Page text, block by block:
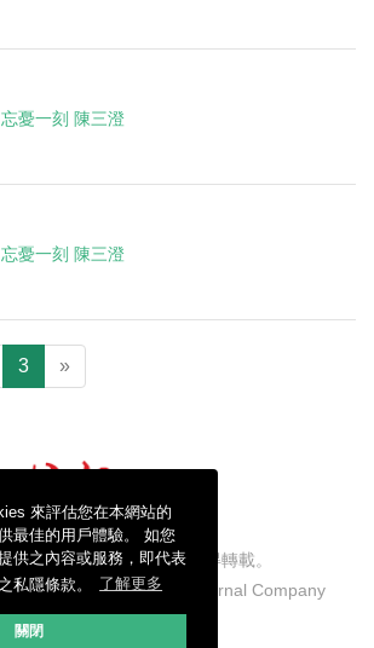
來評估您在本網站的
最佳的用戶體驗。 如您
供之內容或服務，即代表
私隱條款。
了解更多
關閉
忘憂一刻 陳三澄
忘憂一刻 陳三澄
3 »
聞有限公司版權所有，不得轉載。
Hong Kong Economic Journal Company
Limited. All rights reserved.